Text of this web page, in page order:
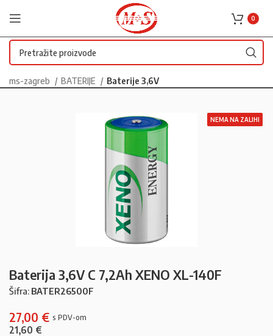
0
ms-zagreb BATERIJE Baterije 3,6V
NEMA NA ZALIHI
Baterija 3,6V C 7,2Ah XENO XL-140F
Šifra: BATER26500F
27,00 €
21,60 €